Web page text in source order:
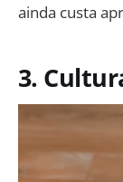
ainda custa
3.